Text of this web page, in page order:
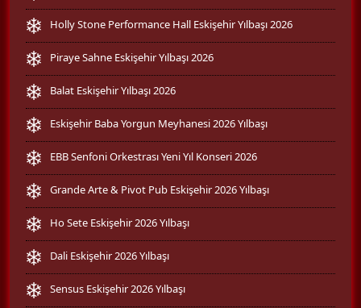
Holly Stone Performance Hall Eskişehir Yılbaşı 2026
Piraye Sahne Eskişehir Yılbaşı 2026
Balat Eskişehir Yılbaşı 2026
Eskişehir Baba Yorgun Meyhanesi 2026 Yılbaşı
EBB Senfoni Orkestrası Yeni Yıl Konseri 2026
Grande Arte & Pivot Pub Eskişehir 2026 Yılbaşı
Ho Sete Eskişehir 2026 Yılbaşı
Dali Eskişehir 2026 Yılbaşı
Sensus Eskişehir 2026 Yılbaşı